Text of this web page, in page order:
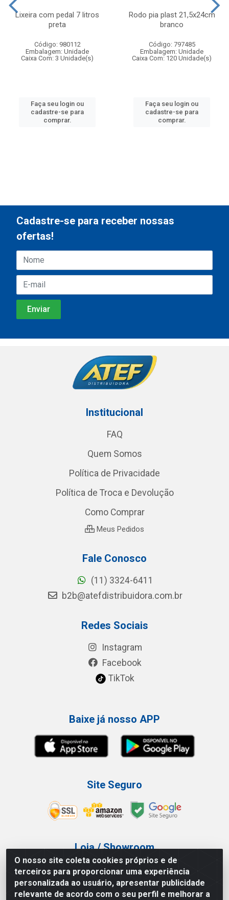
Lixeira com pedal 7 litros
preta
Código: 980112
Embalagem: Unidade
Caixa Com: 3 Unidade(s)
Faça seu login ou
cadastre-se para
comprar.
Rodo pia plast 21,5x24cm
branco
Código: 797485
Embalagem: Unidade
Caixa Com: 120 Unidade(s)
Faça seu login ou
cadastre-se para
comprar.
O nosso site coleta cookies próprios e de
terceiros para proporcionar uma experiência
personalizada ao usuário, apresentar publicidade
relevante de acordo com o seu perfil e melhorar a
Cadastre-se para receber nossas
ofertas!
Institucional
FAQ
Quem Somos
Política de Privacidade
Política de Troca e Devolução
Como Comprar
Meus Pedidos
Fale Conosco
(11) 3324-6411
b2b@atefdistribuidora.com.br
Redes Sociais
Instagram
Facebook
TikTok
Baixe já nosso APP
Site Seguro
Loja / Showroom
Tel.: (11) 3227-0546
Av Vautier, 587/597 - Pari - São Paulo/SP